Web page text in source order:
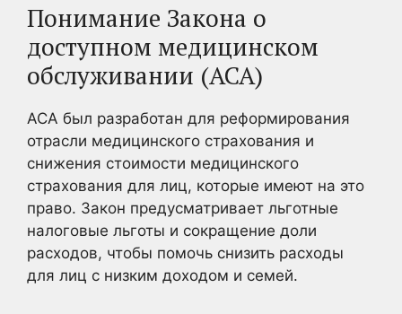
Понимание Закона о
доступном медицинском
обслуживании (ACA)
ACA был разработан для реформирования
отрасли медицинского страхования и
снижения стоимости медицинского
страхования для лиц, которые имеют на это
право. Закон предусматривает льготные
налоговые льготы и сокращение доли
расходов, чтобы помочь снизить расходы
для лиц с низким доходом и семей.